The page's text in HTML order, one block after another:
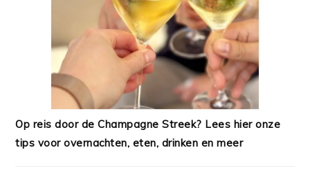
Op reis door de Champagne Streek? Lees hier onze
tips voor overnachten, eten, drinken en meer